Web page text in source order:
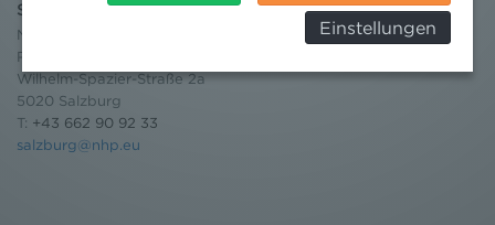
Salzburg
Niederhuber & Partner
Rechtsanwälte GmbH
Wilhelm-Spazier-Straße 2a
5020 Salzburg
T: +43 662 90 92 33
salzburg@nhp.eu
Behörden, zu Kontroll- und zu
Überwachungszwecken, verarbeitet werden und
werden können. Zudem finden Sie am
Bildschirmrand ein Cookie-Icon wo Sie jederzeit Ihre
Einwilligung widerrufen und Widerspruch ausüben.
Weitere Infomationen finden Sie hier:
Einstellungen